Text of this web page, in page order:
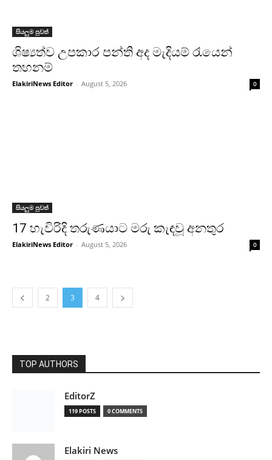
සියලුම පුවත්
ශිෂ්‍යත්ව උපකාර පන්ති අද මැදියම් රැයෙන්
තහනම්
ElakiriNews Editor - August 5, 2026 0
සියලුම පුවත්
17 හැවිරිදි තරුණයාට මරු කැඳවූ අනතුර
ElakiriNews Editor - August 5, 2026 0
2 3 4
TOP AUTHORS
EditorZ
119 POSTS 0 COMMENTS
Elakiri News